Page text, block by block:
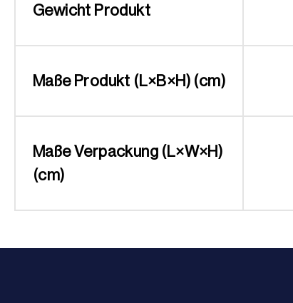
Gewicht Produkt
Maße Produkt (L×B×H) (cm)
Maße Verpackung (L×W×H)
(cm)